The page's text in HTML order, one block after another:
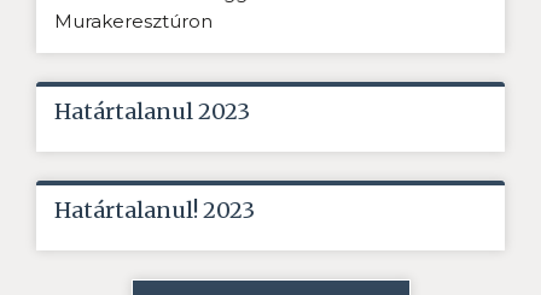
Murakeresztúron
Határtalanul 2023
Határtalanul! 2023